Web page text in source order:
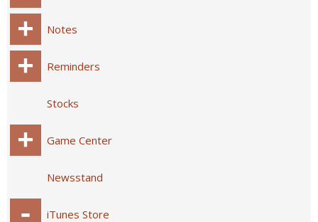
Notes
Reminders
Stocks
Game Center
Newsstand
iTunes Store